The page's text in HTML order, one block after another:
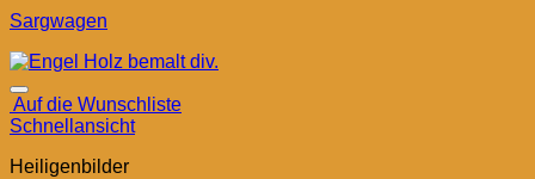
Sargwagen
Auf die Wunschliste
Schnellansicht
Heiligenbilder